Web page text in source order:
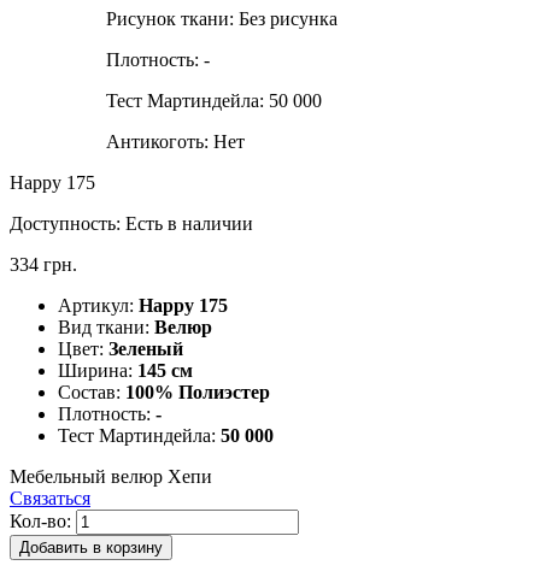
Рисунок ткани: Без рисунка
Плотность: -
Тест Мартиндейла: 50 000
Антикоготь: Нет
Happy 175
Доступность: Есть в наличии
334 грн.
Артикул: Happy 175
Вид ткани: Велюр
Цвет: Зеленый
Ширина: 145 см
Состав: 100% Полиэстер
Плотность: -
Тест Мартиндейла: 50 000
Мебельный велюр Хепи
Связаться
Кол-во:
Добавить в корзину